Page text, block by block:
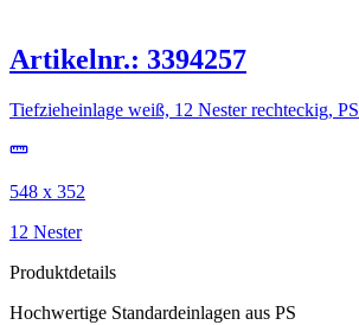
Artikelnr.: 3394257
Tiefzieheinlage weiß, 12 Nester rechteckig, PS
548 x 352
12 Nester
Produktdetails
Hochwertige Standardeinlagen aus PS